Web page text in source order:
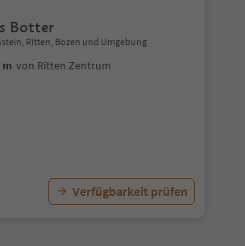
Botter
Ritten, Bozen und Umgebung
m von Ritten Zentrum
Verfügbarkeit prüfen